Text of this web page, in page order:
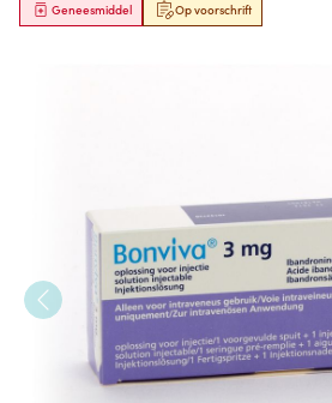
Op voorschrift
Geneesmiddel